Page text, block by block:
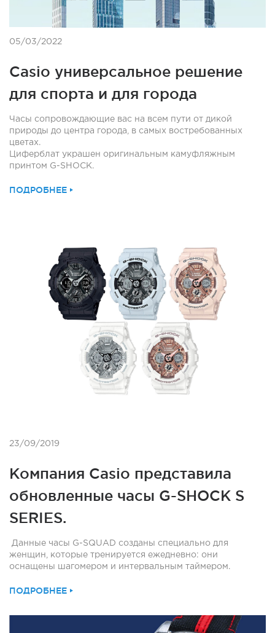
05/03/2022
Casio универсальное решение
для спорта и для города
Часы сопровождающие вас на всем пути от дикой
природы до центра города, в самых востребованных
цветах.
Циферблат украшен оригинальным камуфляжным
принтом G-SHOCK.
ПОДРОБНЕЕ
23/09/2019
Компания Casio представила
обновленные часы G-SHOCK S
SERIES.
Данные часы G-SQUAD созданы специально для
женщин, которые тренируется ежедневно: они
оснащены шагомером и интервальным таймером.
ПОДРОБНЕЕ